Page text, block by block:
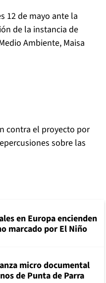
12 de mayo ante la
de la instancia de
Ambiente, Maisa
contra el proyecto por
sobre las
en Europa encienden
marcado por El Niño
micro documental
de Punta de Parra